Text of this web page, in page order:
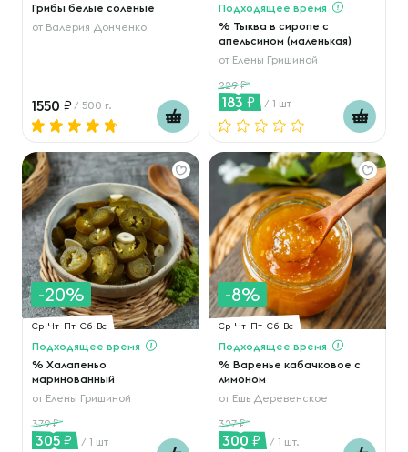
Грибы белые соленые
от Валерия Донченко
1550 / 500 г.
Подходящее время
% Тыква в сиропе с
апельсином (маленькая)
от Елены Гришиной
229
183 / 1 шт
-20%
Ср Чт Пт Сб Вс
Подходящее время
% Халапеньо
маринованный
от Елены Гришиной
379
305 / 1 шт
-8%
Ср Чт Пт Сб Вс
Подходящее время
% Варенье кабачковое с
лимоном
от Ешь Деревенское
327
300 / 1 шт.